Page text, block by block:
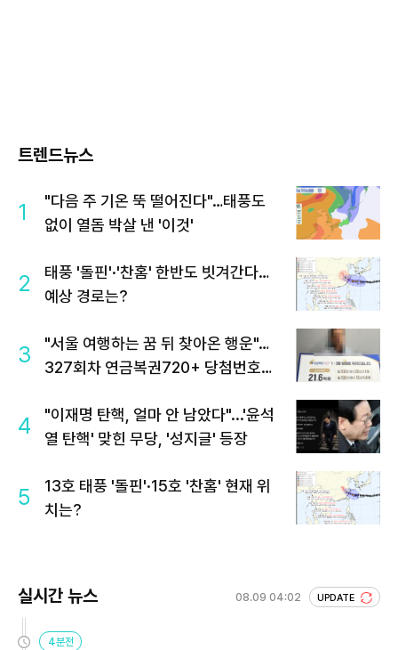
트렌드뉴스
1
"다음 주 기온 뚝 떨어진다"…태풍도
없이 열돔 박살 낸 '이것'
2
태풍 '돌핀'·'찬홈' 한반도 빗겨간다…
예상 경로는?
3
"서울 여행하는 꿈 뒤 찾아온 행운"…
327회차 연금복권720+ 당첨번호조
4
"이재명 탄핵, 얼마 안 남았다"...'윤석
열 탄핵' 맞힌 무당, '성지글' 등장
5
13호 태풍 '돌핀'·15호 '찬홈' 현재 위
치는?
실시간 뉴스 08.09 04:02 UPDATE
4분전